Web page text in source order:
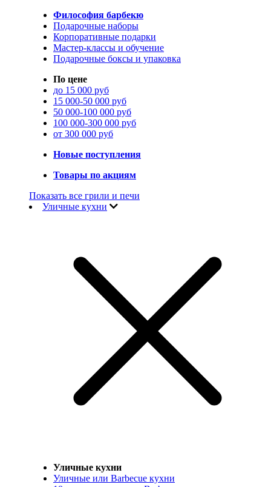
Философия барбекю
Подарочные наборы
Корпоративные подарки
Мастер-классы и обучение
Подарочные боксы и упаковка
По цене
до 15 000 руб
15 000-50 000 руб
50 000-100 000 руб
100 000-300 000 руб
от 300 000 руб
Новые поступления
Товары по акциям
Показать все грили и печи
Уличные кухни
Уличные кухни
Уличные или Barbecue кухни